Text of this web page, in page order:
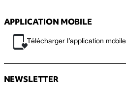
APPLICATION MOBILE
Télécharger l’application mobile
NEWSLETTER